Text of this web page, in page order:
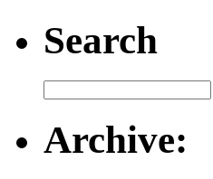
Search
Archive: